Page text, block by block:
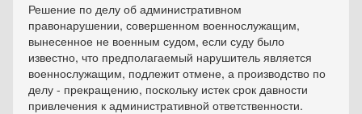
Решение по делу об административном
правонарушении, совершенном военнослужащим,
вынесенное не военным судом, если суду было
известно, что предполагаемый нарушитель является
военнослужащим, подлежит отмене, а производство по
делу - прекращению, поскольку истек срок давности
привлечения к административной ответственности.